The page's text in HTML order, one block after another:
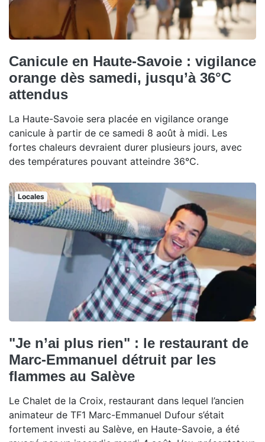
Canicule en Haute-Savoie : vigilance
orange dès samedi, jusqu’à 36°C
attendus
La Haute-Savoie sera placée en vigilance orange
canicule à partir de ce samedi 8 août à midi. Les
fortes chaleurs devraient durer plusieurs jours, avec
des températures pouvant atteindre 36°C.
Locales
"Je n’ai plus rien" : le restaurant de
Marc-Emmanuel détruit par les
flammes au Salève
Le Chalet de la Croix, restaurant dans lequel l’ancien
animateur de TF1 Marc-Emmanuel Dufour s’était
fortement investi au Salève, en Haute-Savoie, a été